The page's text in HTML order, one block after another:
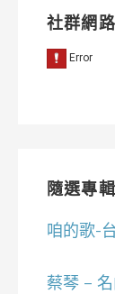
社群網路
隨選專輯
咱的歌-
蔡琴 –